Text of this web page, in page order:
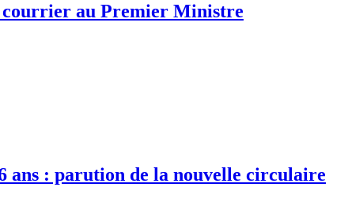
courrier au Premier Ministre
ans : parution de la nouvelle circulaire